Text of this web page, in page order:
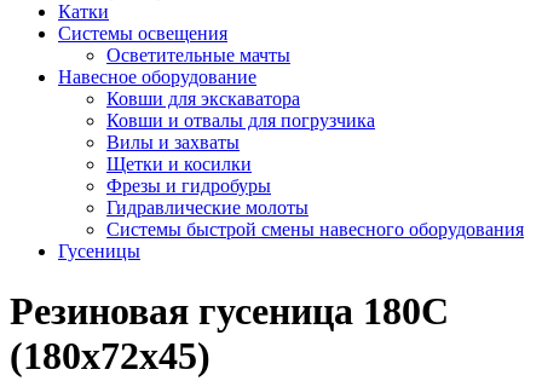
Катки
Системы освещения
Осветительные мачты
Навесное оборудование
Ковши для экскаватора
Ковши и отвалы для погрузчика
Вилы и захваты
Щетки и косилки
Фрезы и гидробуры
Гидравлические молоты
Системы быстрой смены навесного оборудования
Гусеницы
Резиновая гусеница 180С
(180х72х45)